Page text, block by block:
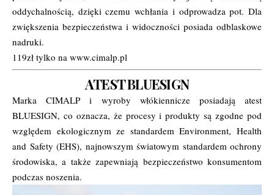
oddychalnością, dzięki czemu wchłania i odprowadza pot. Dla
zwiększenia bezpieczeństwa i widoczności posiada odblaskowe
nadruki.
119zł tylko na www.cimalp.pl
ATEST BLUESIGN
Marka CIMALP i wyroby włókiennicze posiadają atest
BLUESIGN, co oznacza, że procesy i produkty są zgodne pod
względem ekologicznym ze standardem Environment, Health
and Safety (EHS), najnowszym światowym standardem ochrony
środowiska, a także zapewniają bezpieczeństwo konsumentom
podczas noszenia.